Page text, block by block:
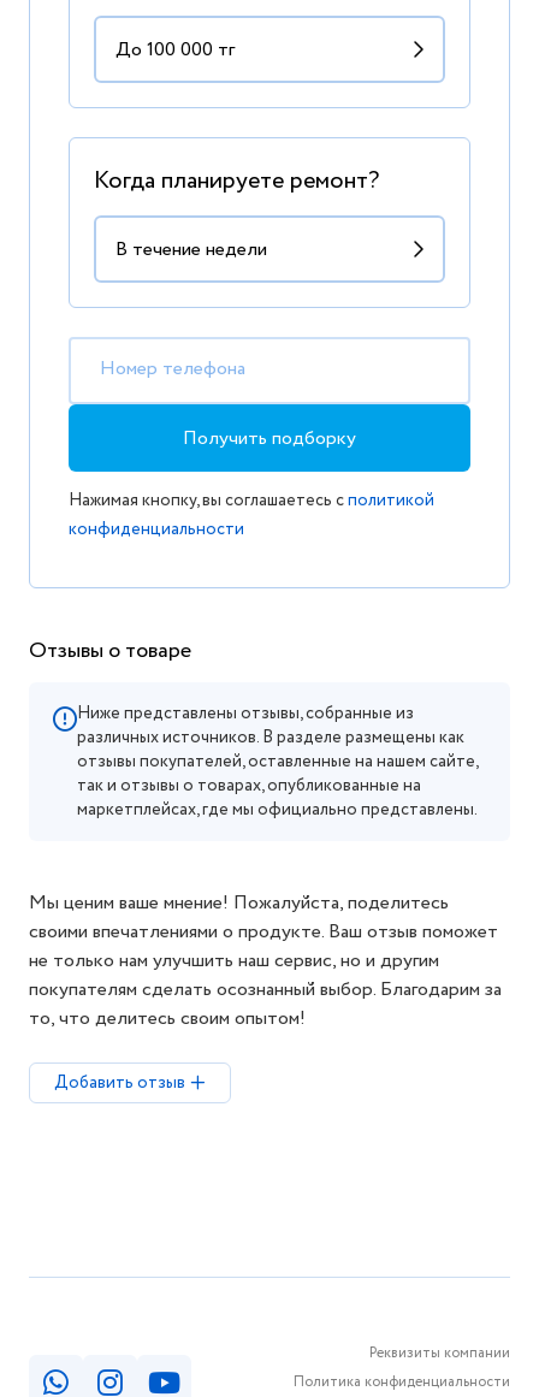
Когда планируете ремонт?
Номер телефона
Получить подборку
Нажимая кнопку, вы соглашаетесь сполитикой
конфиденциальности
Отзывы о товаре
Ниже представлены отзывы, собранные из
различных источников. В разделе размещены как
отзывы покупателей, оставленные на нашем сайте,
так и отзывы о товарах, опубликованные на
маркетплейсах, где мы официально представлены.
Мы ценим ваше мнение! Пожалуйста, поделитесь
своими впечатлениями о продукте. Ваш отзыв поможет
не только нам улучшить наш сервис, но и другим
покупателям сделать осознанный выбор. Благодарим за
то, что делитесь своим опытом!
Добавить отзыв
Реквизиты компании
Политика конфиденциальности